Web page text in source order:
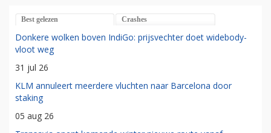
Best gelezen Crashes
Donkere wolken boven IndiGo: prijsvechter doet widebody-
vloot weg
31 jul 26
KLM annuleert meerdere vluchten naar Barcelona door
staking
05 aug 26